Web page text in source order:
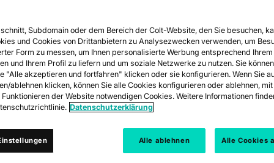
mit umfassendem Service für die
Subdomain oder dem Bereich der Colt-Website, den Sie besuchen,
und Cookies von Drittanbietern zu Analysezwecken verwenden, um
Form zu messen, um Ihnen personalisierte Werbung entsprechend Ihrem
und Ihrem Profil zu liefern und um soziale Netzwerke zu nutzen. Sie
"Alle akzeptieren und fortfahren" klicken oder sie konfigurieren. Wenn Sie
ablehnen klicken, können Sie alle Cookies konfigurieren oder ablehnen,
der Website notwendigen Cookies. Weitere Informationen
Datenschutzerklärung
Alle ablehnen Alle Cookies